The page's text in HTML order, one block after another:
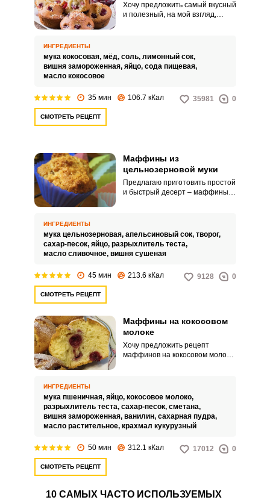
Хочу предложить самый вкусный
и полезный, на мой взгляд,
оценят результат.
ИНГРЕДИЕНТЫ
мука кокосовая, мёд, соль, лимонный сок,
вишня замороженная, яйцо, сода пищевая,
масло кокосовое
35 мин 106.7 кКал 35981 0
СМОТРЕТЬ РЕЦЕПТ
Маффины из
цельнозерновой муки
Предлагаю приготовить простой
и быстрый десерт – маффины
правильному питанию.
ИНГРЕДИЕНТЫ
мука цельнозерновая, апельсиновый сок, творог,
сахар-песок, яйцо, разрыхлитель теста,
масло сливочное, вишня сушеная
45 мин 213.6 кКал 9128 0
СМОТРЕТЬ РЕЦЕПТ
Маффины на кокосовом
молоке
Хочу предложить рецепт
маффинов на кокосовом молоке.
ИНГРЕДИЕНТЫ
мука пшеничная, яйцо, кокосовое молоко,
разрыхлитель теста, сахар-песок, сметана,
вишня замороженная, ванилин, сахарная пудра,
масло растительное, крахмал кукурузный
50 мин 312.1 кКал 17012 0
СМОТРЕТЬ РЕЦЕПТ
10 САМЫХ ЧАСТО ИСПОЛЬЗУЕМЫХ